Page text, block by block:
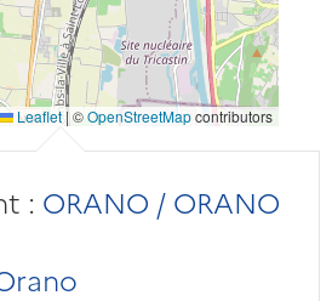
Leaflet | ©OpenStreetMapcontributors
: ORANO / ORANO